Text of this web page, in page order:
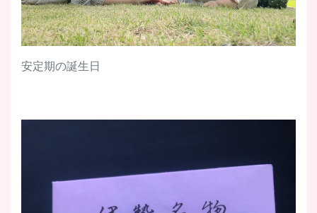
安定期の誕生日